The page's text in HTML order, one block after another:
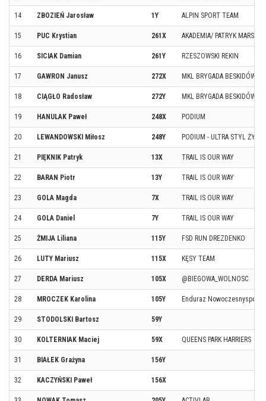
14 ZBOZIEŃ Jarosław 1Y ALPIN SPORT TEAM
15 PUC Krystian 261X AKADEMIA/ PATRYK
16 SICIAK Damian 261Y RZESZOWSKI REKIN
17 GAWRON Janusz 272X MKL BRYGADA BESKIDÓW
18 CIĄGŁO Radosław 272Y MKL BRYGADA BESKIDÓW
19 HANULAK Paweł 248X PODIUM
20 LEWANDOWSKI Miłosz 248Y PODIUM - ULTRA STYL ŻYCIA
21 PIĘKNIK Patryk 13X TRAIL IS OUR WAY
22 BARAN Piotr 13Y TRAIL IS OUR WAY
23 GOLA Magda 7X TRAIL IS OUR WAY
24 GOLA Daniel 7Y TRAIL IS OUR WAY
25 ŻMIJA Liliana 115Y FSD RUN DREZDENKO
26 LUTY Mariusz 115X KĘSY TEAM
27 DERDA Mariusz 105X @BIEGOWA_WOLNOSC
28 MROCZEK Karolina 105Y Enduraz
29 STODOLSKI Bartosz 59Y
30 KOLTERNIAK Maciej 59X QUEENS PARK HARRIERS
31 BIAŁEK Grażyna 156Y
32 KACZYŃSKI Paweł 156X